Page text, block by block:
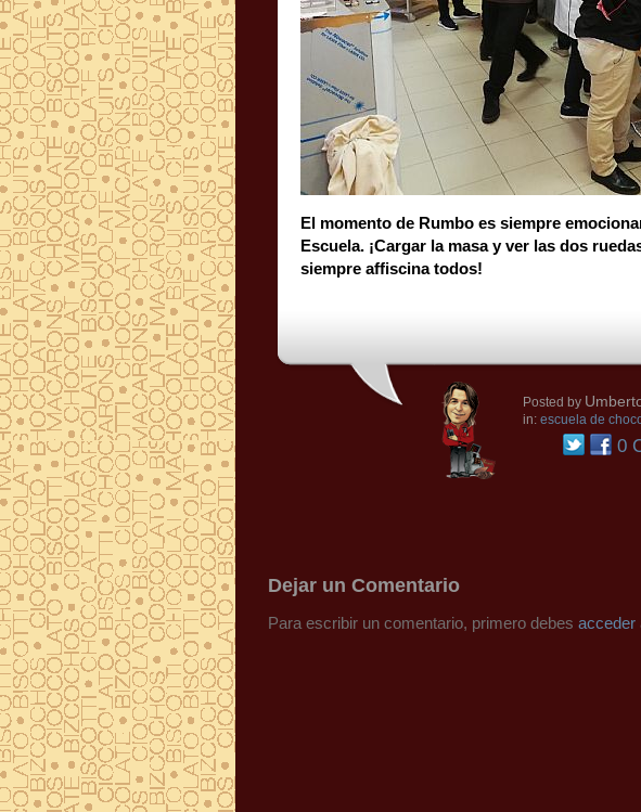
El momento de Rumbo es siempre
Escuela. ¡Cargar la masa y ver las dos
siempre affiscina todos!
Posted by
in: escuela de
0
Dejar un Comentario
Para escribir un comentario, primero debes acceder